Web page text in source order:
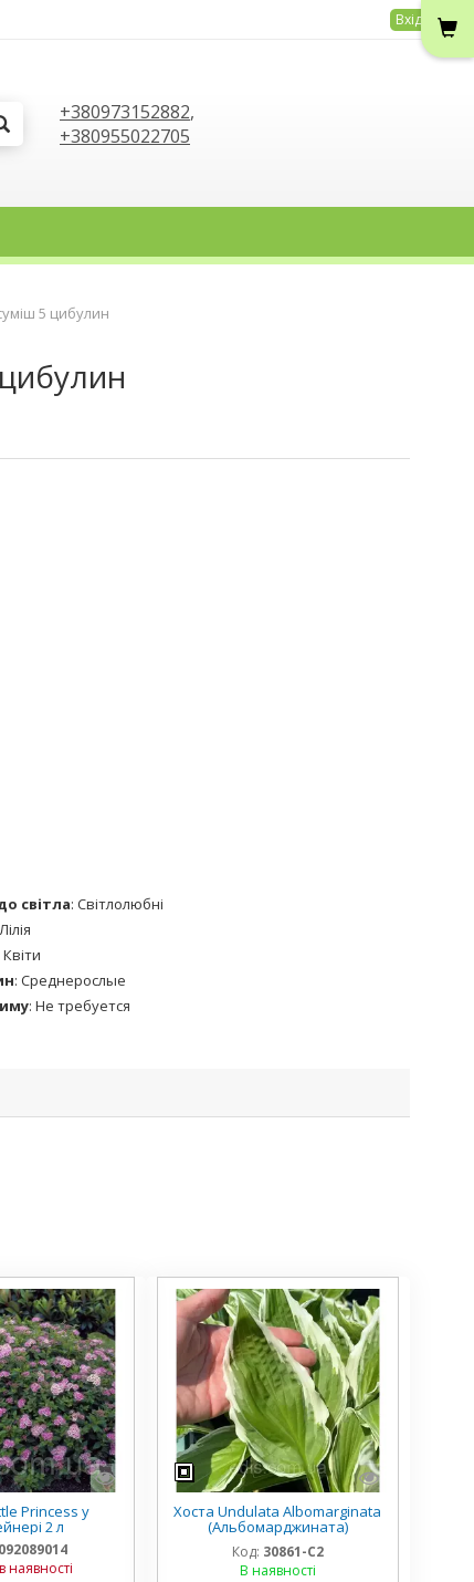
Вхід
+380973152882,
+380955022705
5 цибулин
світла: Світлолюбні
Лілія
Квіти
: Среднерослые
: Не требуется
Princess у
2 л
наявності
Хоста Undulata Albomarginata
(Альбомарджината)
контейнер 2 л, 3/+ розетки
Код: 30861-С2
В наявності